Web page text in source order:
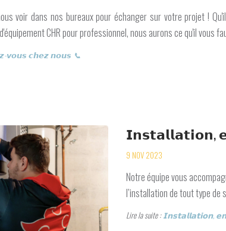
voir dans nos bureaux pour échanger sur votre projet !
CHR pour professionnel, nous aurons ce qu'il vous
𝙫𝙤𝙪𝙨 𝙘𝙝𝙚𝙯 𝙣𝙤𝙪𝙨 📞
9 NOV 2023
Notre équipe vous
l’installation de tout type
Lire la suite :𝗜𝗻𝘀𝘁𝗮𝗹𝗹𝗮𝘁𝗶𝗼𝗻,